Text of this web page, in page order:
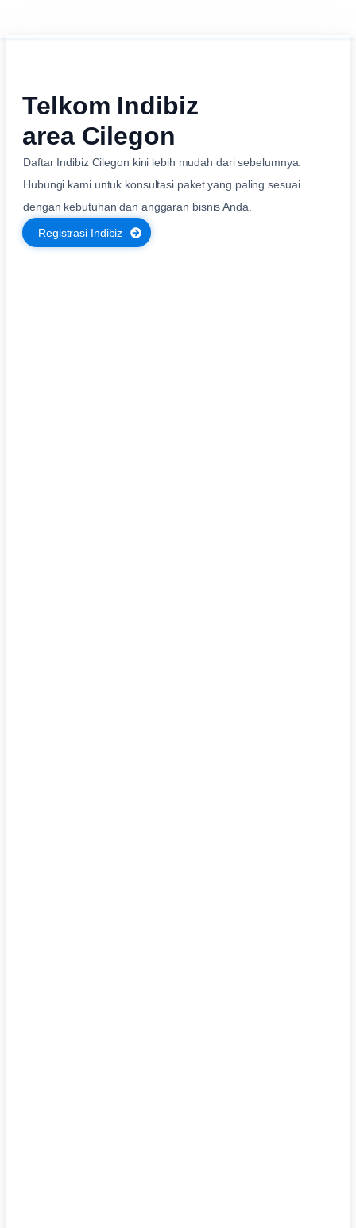
Telkom Indibiz
area Cilegon
Daftar Indibiz Cilegon kini lebih mudah dari sebelumnya.
Hubungi kami untuk konsultasi paket yang paling sesuai
dengan kebutuhan dan anggaran bisnis Anda.
Registrasi Indibiz